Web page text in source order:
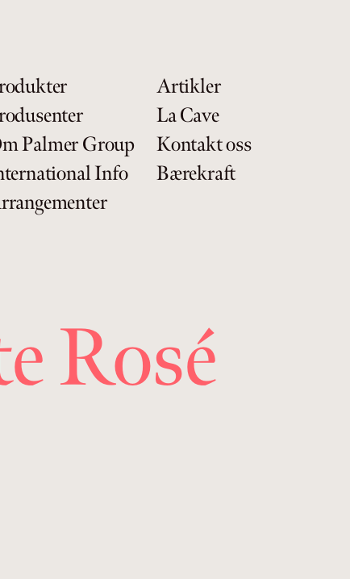
Palmer Group
Info
Artikler
La Cave
Kontakt oss
Bærekraft
Rosé